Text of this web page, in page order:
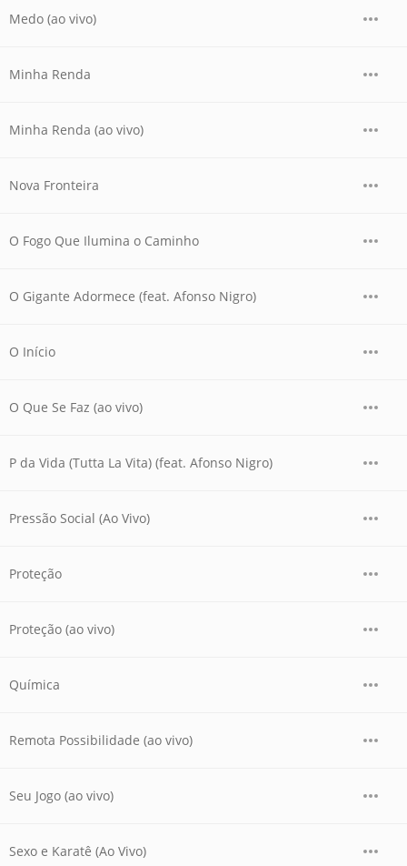
Medo (ao vivo)
Minha Renda
Minha Renda (ao vivo)
Nova Fronteira
O Fogo Que Ilumina o Caminho
O Gigante Adormece (feat. Afonso Nigro)
O Início
O Que Se Faz (ao vivo)
P da Vida (Tutta La Vita) (feat. Afonso Nigro)
Pressão Social (Ao Vivo)
Proteção
Proteção (ao vivo)
Química
Remota Possibilidade (ao vivo)
Seu Jogo (ao vivo)
Sexo e Karatê (Ao Vivo)